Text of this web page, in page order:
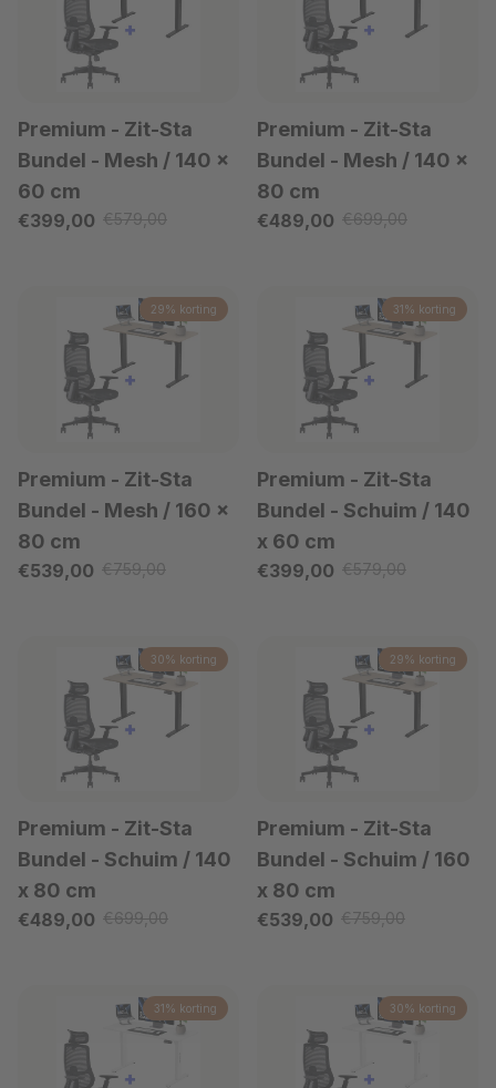
Premium - Zit-Sta
Bundel - Mesh / 140 x
60 cm
Verkoopprijs
€399,00 Reguliere prijs
€579,00
Premium - Zit-Sta
Bundel - Mesh / 140 x
80 cm
Verkoopprijs
€489,00 Reguliere prijs
€699,00
29% korting
Premium - Zit-Sta
Bundel - Mesh / 160 x
80 cm
Verkoopprijs
€539,00 Reguliere prijs
€759,00
31% korting
Premium - Zit-Sta
Bundel - Schuim / 140
x 60 cm
Verkoopprijs
€399,00 Reguliere prijs
€579,00
30% korting
Premium - Zit-Sta
Bundel - Schuim / 140
x 80 cm
Verkoopprijs
€489,00 Reguliere prijs
€699,00
29% korting
Premium - Zit-Sta
Bundel - Schuim / 160
x 80 cm
Verkoopprijs
€539,00 Reguliere prijs
€759,00
31% korting 30% korting